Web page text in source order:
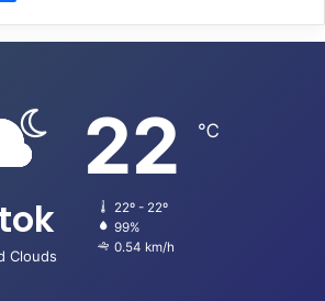
Clouds
22 ℃
22º - 22º
99%
0.54 km/h